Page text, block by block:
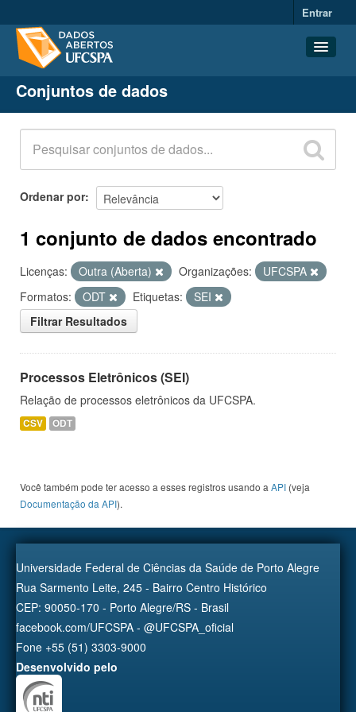
Entrar
Conjuntos de dados
Organizações
Grupos
Sobre
Conjuntos de dados
Ordenar por
1 conjunto de dados encontrado
Licenças: Outra (Aberta) Organizações:
UFCSPA
Formatos:
ODT Etiquetas:
SEI
Filtrar Resultados
Processos Eletrônicos (SEI)
Relação de processos eletrônicos da UFCSPA.
CSV ODT
Você também pode ter acesso a esses registros usando a API (veja
Documentação da API).
Universidade Federal de Ciências da Saúde de Porto Alegre
Rua Sarmento Leite, 245 - Bairro Centro Histórico
CEP: 90050-170 - Porto Alegre/RS - Brasil
facebook.com/UFCSPA - @UFCSPA_oficial
Fone +55 (51) 3303-9000
Desenvolvido pelo